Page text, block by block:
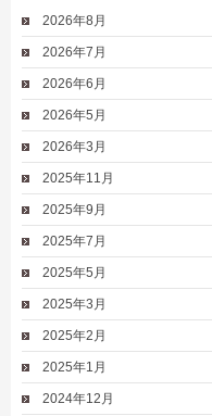
2026年8月
2026年7月
2026年6月
2026年5月
2026年3月
2025年11月
2025年9月
2025年7月
2025年5月
2025年3月
2025年2月
2025年1月
2024年12月